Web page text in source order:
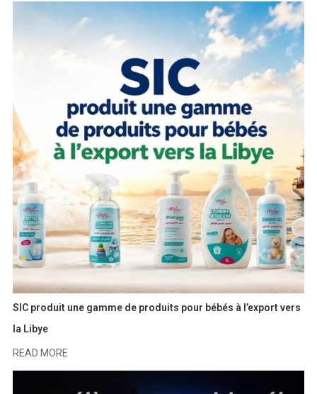
SIC produit une gamme de produits pour bébés à l’export vers
la Libye
READ MORE